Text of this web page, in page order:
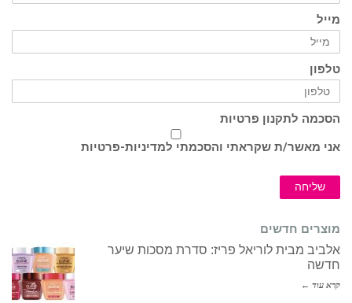
מייל
טלפון
הסכמה לתקנון פרטיות
אני מאשר/ת שקראתי והסכמתי למדיניות-פרטיות
שליחה
מוצרים חדשים
אלביב מבית לוריאל פריז: סדרת מסכות שיער
חדשה
קרא עוד ←